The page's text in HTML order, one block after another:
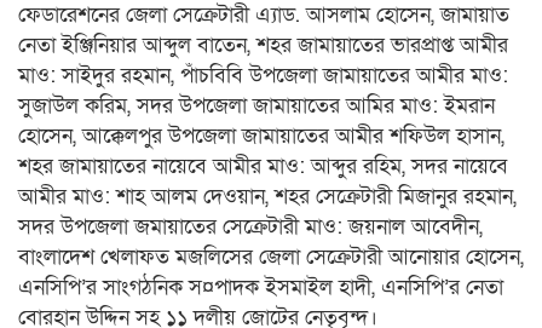
ফেডারেশনের জেলা সেক্রেটারী এ্যাড. আসলাম হোসেন, জামায়াত
নেতা ইঞ্জিনিয়ার আব্দুল বাতেন, শহর জামায়াতের ভারপ্রাপ্ত আমীর
মাও: সাইদুর রহমান, পাঁচবিবি উপজেলা জামায়াতের আমীর মাও:
সুজাউল করিম, সদর উপজেলা জামায়াতের আমির মাও: ইমরান
হোসেন, আক্কেলপুর উপজেলা জামায়াতের আমীর শফিউল হাসান,
শহর জামায়াতের নায়েবে আমীর মাও: আব্দুর রহিম, সদর নায়েবে
আমীর মাও: শাহ আলম দেওয়ান, শহর সেক্রেটারী মিজানুর রহমান,
সদর উপজেলা জমায়াতের সেক্রেটারী মাও: জয়নাল আবেদীন,
বাংলাদেশ খেলাফত মজলিসের জেলা সেক্রেটারী আনোয়ার হোসেন,
এনসিপি’র সাংগঠনিক স¤পাদক ইসমাইল হাদী, এনসিপি’র নেতা
বোরহান উদ্দিন সহ ১১ দলীয় জোটের নেতৃবৃন্দ।